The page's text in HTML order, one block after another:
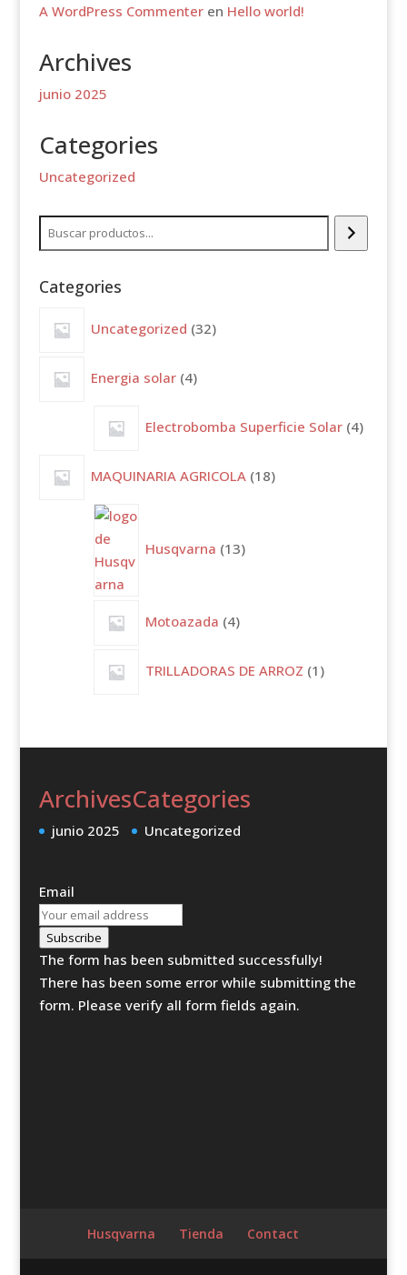
A WordPress Commenteren Hello world!
Archives
junio 2025
Categories
Uncategorized
Buscar
Categories
Uncategorized 32
productos
Energia solar 4
productos
Electrobomba Superficie Solar 4
MAQUINARIA AGRICOLA 18
productos
Husqvarna 13
Motoazada 4
productos
TRILLADORAS DE ARROZ 1
producto
Archives
junio 2025
Categories
Uncategorized
Email
Subscribe
The form has been submitted successfully!
There has been some error while submitting the
form. Please verify all form fields again.
Husqvarna Tienda Contact